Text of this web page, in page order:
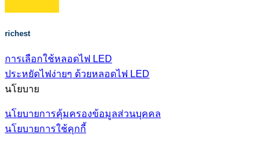
richest
การเลือกใช้หลอดไฟ LED
ประหยัดไฟง่ายๆ ด้วยหลอดไฟ LED
นโยบาย
นโยบายการคุ้มครองข้อมูลส่วนบุคคล
นโยบายการใช้คุกกี้